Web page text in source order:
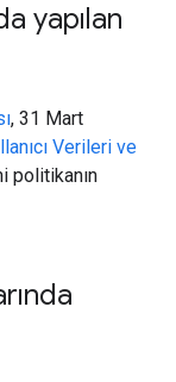
yapılan
, 31 Mart
Verileri ve
politikanın